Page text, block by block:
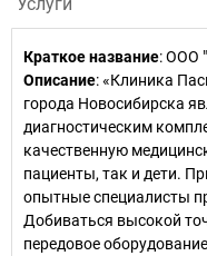
Краткое название:ООО
Описание: «Клиника
города Новосибирска
диагностическим
качественную
пациенты, так и дети.
опытные специалисты
Добиваться высокой
передовое